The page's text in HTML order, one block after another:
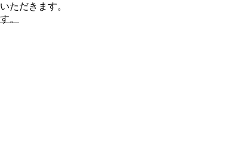
ただきます。
。